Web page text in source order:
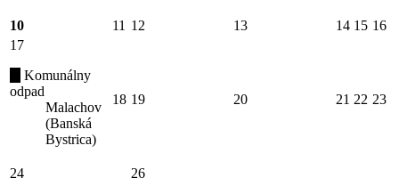
10 11 12 13 14 15 16
17
Komunálny
odpad
Malachov
(Banská
Bystrica)
18 19 20 21 22 23
24
26